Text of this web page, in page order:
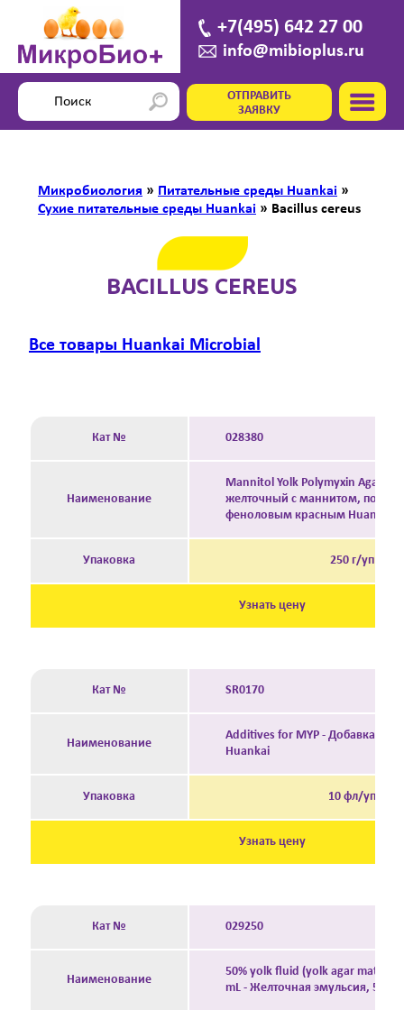
+7(495) 642 27 00
info@mibioplus.ru
ОТПРАВИТЬ
ЗАЯВКУ
Микробиология » Питательные среды Huankai »
Сухие питательные среды Huankai » Bacillus cereus
BACILLUS CEREUS
Все товары Huankai Microbial
Кат № 028380
Наименование
Mannitol Yolk Polymyxin Agar
желточный с маннитом,
феноловым красным Huankai
Упаковка 250 г/уп
Узнать цену
Кат № SR0170
Наименование
Additives for MYP - Добавка для
Huankai
Упаковка 10 фл/уп
Узнать цену
Кат № 029250
Наименование
50% yolk fluid (yolk agar
mL - Желточная эмульсия, 5 мл